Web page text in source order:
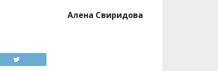
Алена Свиридова